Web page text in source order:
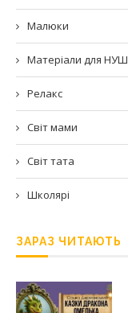
Малюки
Матеріали для НУШ
Релакс
Світ мами
Світ тата
Школярі
ЗАРАЗ ЧИТАЮТЬ